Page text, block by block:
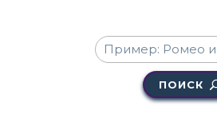
ПОИСК